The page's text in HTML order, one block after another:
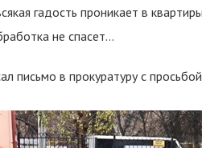
гадость проникает в
не спасет…
письмо в прокуратуру с